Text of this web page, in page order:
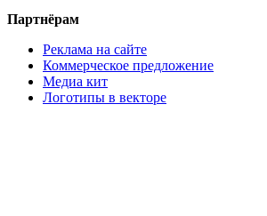
Партнёрам
Реклама на сайте
Коммерческое предложение
Медиа кит
Логотипы в векторе